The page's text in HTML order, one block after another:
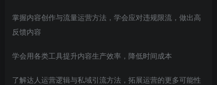
掌握内容创作与流量运营方法，学会应对违规限流，做出高
反馈内容
学会用各类工具提升内容生产效率，降低时间成本
了解达人运营逻辑与私域引流方法，拓展运营的更多可能性